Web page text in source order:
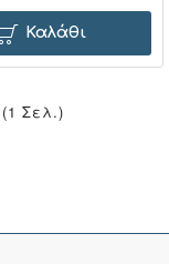
Καλάθι
Σελ.)